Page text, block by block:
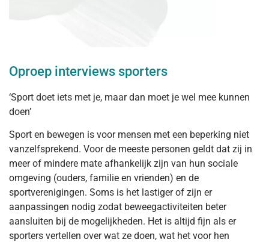
Oproep interviews sporters
‘Sport doet iets met je, maar dan moet je wel mee kunnen
doen’
Sport en bewegen is voor mensen met een beperking niet
vanzelfsprekend. Voor de meeste personen geldt dat zij in
meer of mindere mate afhankelijk zijn van hun sociale
omgeving (ouders, familie en vrienden) en de
sportverenigingen. Soms is het lastiger of zijn er
aanpassingen nodig zodat beweegactiviteiten beter
aansluiten bij de mogelijkheden. Het is altijd fijn als er
sporters vertellen over wat ze doen, wat het voor hen